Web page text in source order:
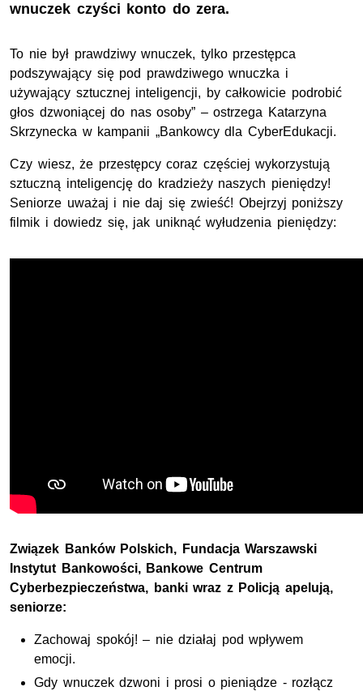
wnuczek czyści konto do zera.
To nie był prawdziwy wnuczek, tylko przestępca
podszywający się pod prawdziwego wnuczka i
używający sztucznej inteligencji, by całkowicie podrobić
głos dzwoniącej do nas osoby” – ostrzega Katarzyna
Skrzynecka w kampanii „Bankowcy dla CyberEdukacji.
Czy wiesz, że przestępcy coraz częściej wykorzystują
sztuczną inteligencję do kradzieży naszych pieniędzy!
Seniorze uważaj i nie daj się zwieść! Obejrzyj poniższy
filmik i dowiedz się, jak uniknąć wyłudzenia pieniędzy:
Związek Banków Polskich, Fundacja Warszawski
Instytut Bankowości, Bankowe Centrum
Cyberbezpieczeństwa, banki wraz z Policją apelują,
seniorze:
Zachowaj spokój! – nie działaj pod wpływem
emocji.
Gdy wnuczek dzwoni i prosi o pieniądze - rozłącz